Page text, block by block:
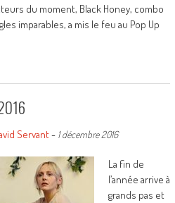
du moment, Black Honey, combo
imparables, a mis le feu au Pop Up
Servant- 1 décembre 2016
La fin de
l’année arrive à
grands pas et